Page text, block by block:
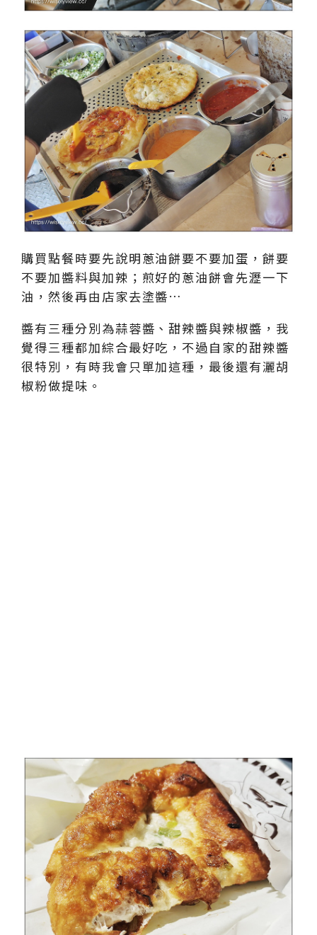
購買點餐時要先說明蔥油餅要不要加蛋，餅要
不要加醬料與加辣；煎好的蔥油餅會先瀝一下
油，然後再由店家去塗醬…
醬有三種分別為蒜蓉醬、甜辣醬與辣椒醬，我
覺得三種都加綜合最好吃，不過自家的甜辣醬
很特別，有時我會只單加這種，最後還有灑胡
椒粉做提味。